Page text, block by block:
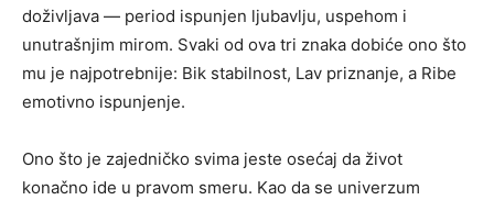
doživljava — period ispunjen ljubavlju, uspehom i
unutrašnjim mirom. Svaki od ova tri znaka dobiće ono što
mu je najpotrebnije: Bik stabilnost, Lav priznanje, a Ribe
emotivno ispunjenje.
Ono što je zajedničko svima jeste osećaj da život
konačno ide u pravom smeru. Kao da se univerzum